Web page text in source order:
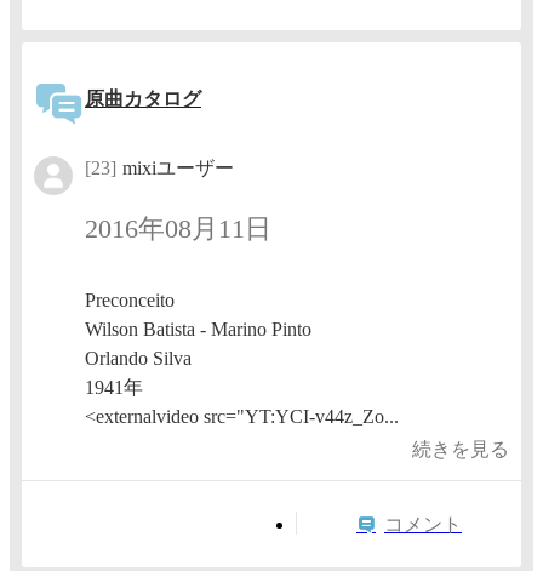
原曲カタログ
[23] mixiユーザー
2016年08月11日
Preconceito
Wilson Batista - Marino Pinto
Orlando Silva
1941年
<externalvideo src="YT:YCI-v44z_Zo...
続きを見る
コメント